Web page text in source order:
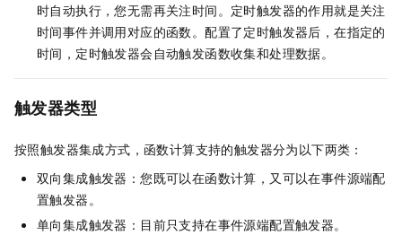
时自动执行，您无需再关注时间。定时触发器的作用就是关注
时间事件并调用对应的函数。配置了定时触发器后，在指定的
时间，定时触发器会自动触发函数收集和处理数据。
触发器类型
按照触发器集成方式， 函数计算支持的触发器分为以下两类：
双向集成触发器：您既可以在函数计算 ，又可以在事件源端配
置触发器。
单向集成触发器：目前只支持在事件源端配置触发器。